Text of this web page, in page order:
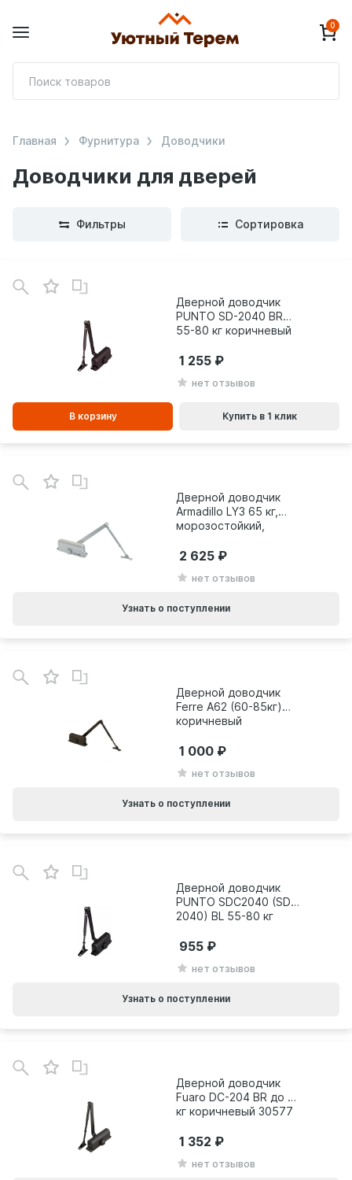
0
Доводчики для дверей
Главная Фурнитура Доводчики
Фильтры Сортировка
Дверной доводчик
PUNTO SD-2040 BR
55-80 кг коричневый
нет отзывов
1 255
В корзину Купить в 1 клик
Дверной доводчик
Armadillo LY3 65 кг,
морозостойкий,
нет отзывов
2 625
Узнать о поступлении
Дверной доводчик
Ferre A62 (60-85кг)
коричневый
нет отзывов
1 000
Узнать о поступлении
Дверной доводчик
PUNTO SDC2040 (SD-
2040) BL 55-80 кг
нет отзывов
955
Узнать о поступлении
Дверной доводчик
Fuaro DC-204 BR до 85
кг коричневый 30577
нет отзывов
1 352